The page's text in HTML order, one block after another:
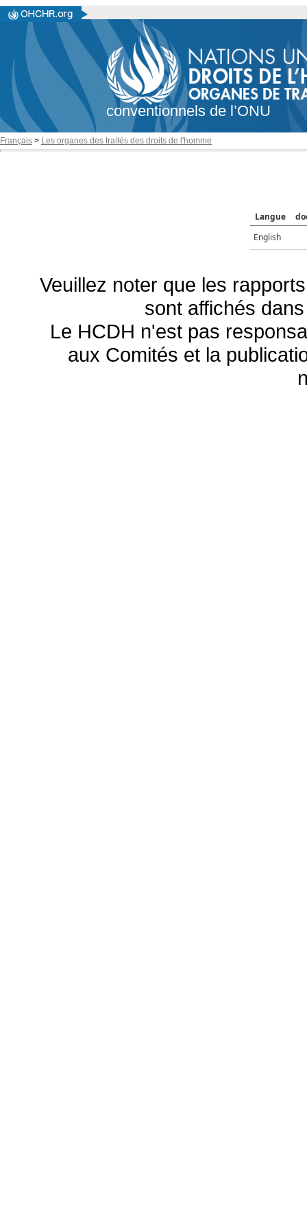
conventionnels de l’ONU
Français > Les organes des traités des droits de l'homme
Langue
English
Veuillez noter que les
sont affichés
Le HCDH n'est pas
aux Comités et la